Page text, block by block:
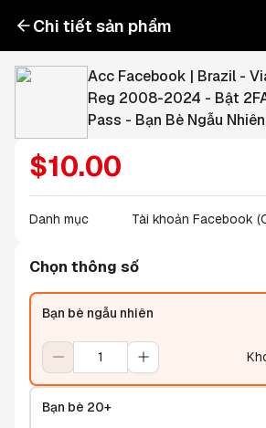
Chi tiết sản phẩm
Acc Facebook | Brazil -
Reg 2008-2024 - Bật
Pass - Bạn Bè Ngẫu
$10.00
Danh mục Tài khoản Facebook
Chọn thông số
Bạn bè ngẫu nhiên
Bạn bè 20+